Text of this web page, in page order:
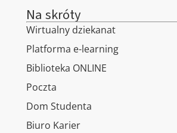
Na skróty
Wirtualny dziekanat
Platforma e-learning
Biblioteka ONLINE
Poczta
Dom Studenta
Biuro Karier